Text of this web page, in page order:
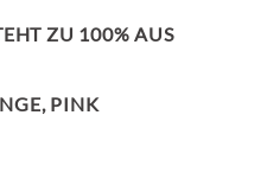
ZU 100% AUS
PINK